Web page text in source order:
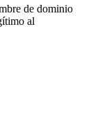
de dominio
al